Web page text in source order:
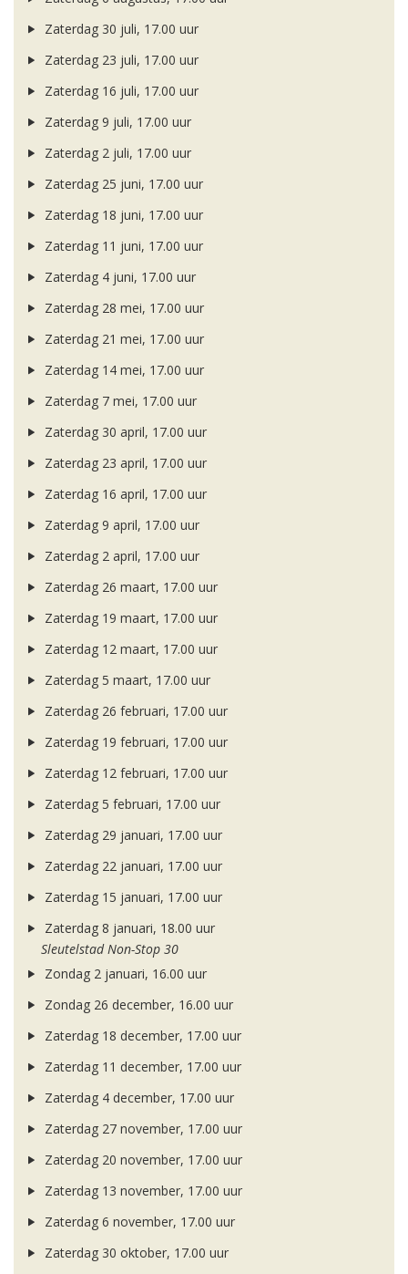
Zaterdag 30 juli, 17.00 uur
Zaterdag 23 juli, 17.00 uur
Zaterdag 16 juli, 17.00 uur
Zaterdag 9 juli, 17.00 uur
Zaterdag 2 juli, 17.00 uur
Zaterdag 25 juni, 17.00 uur
Zaterdag 18 juni, 17.00 uur
Zaterdag 11 juni, 17.00 uur
Zaterdag 4 juni, 17.00 uur
Zaterdag 28 mei, 17.00 uur
Zaterdag 21 mei, 17.00 uur
Zaterdag 14 mei, 17.00 uur
Zaterdag 7 mei, 17.00 uur
Zaterdag 30 april, 17.00 uur
Zaterdag 23 april, 17.00 uur
Zaterdag 16 april, 17.00 uur
Zaterdag 9 april, 17.00 uur
Zaterdag 2 april, 17.00 uur
Zaterdag 26 maart, 17.00 uur
Zaterdag 19 maart, 17.00 uur
Zaterdag 12 maart, 17.00 uur
Zaterdag 5 maart, 17.00 uur
Zaterdag 26 februari, 17.00 uur
Zaterdag 19 februari, 17.00 uur
Zaterdag 12 februari, 17.00 uur
Zaterdag 5 februari, 17.00 uur
Zaterdag 29 januari, 17.00 uur
Zaterdag 22 januari, 17.00 uur
Zaterdag 15 januari, 17.00 uur
Zaterdag 8 januari, 18.00 uur
Sleutelstad Non-Stop 30
Zondag 2 januari, 16.00 uur
Zondag 26 december, 16.00 uur
Zaterdag 18 december, 17.00 uur
Zaterdag 11 december, 17.00 uur
Zaterdag 4 december, 17.00 uur
Zaterdag 27 november, 17.00 uur
Zaterdag 20 november, 17.00 uur
Zaterdag 13 november, 17.00 uur
Zaterdag 6 november, 17.00 uur
Zaterdag 30 oktober, 17.00 uur